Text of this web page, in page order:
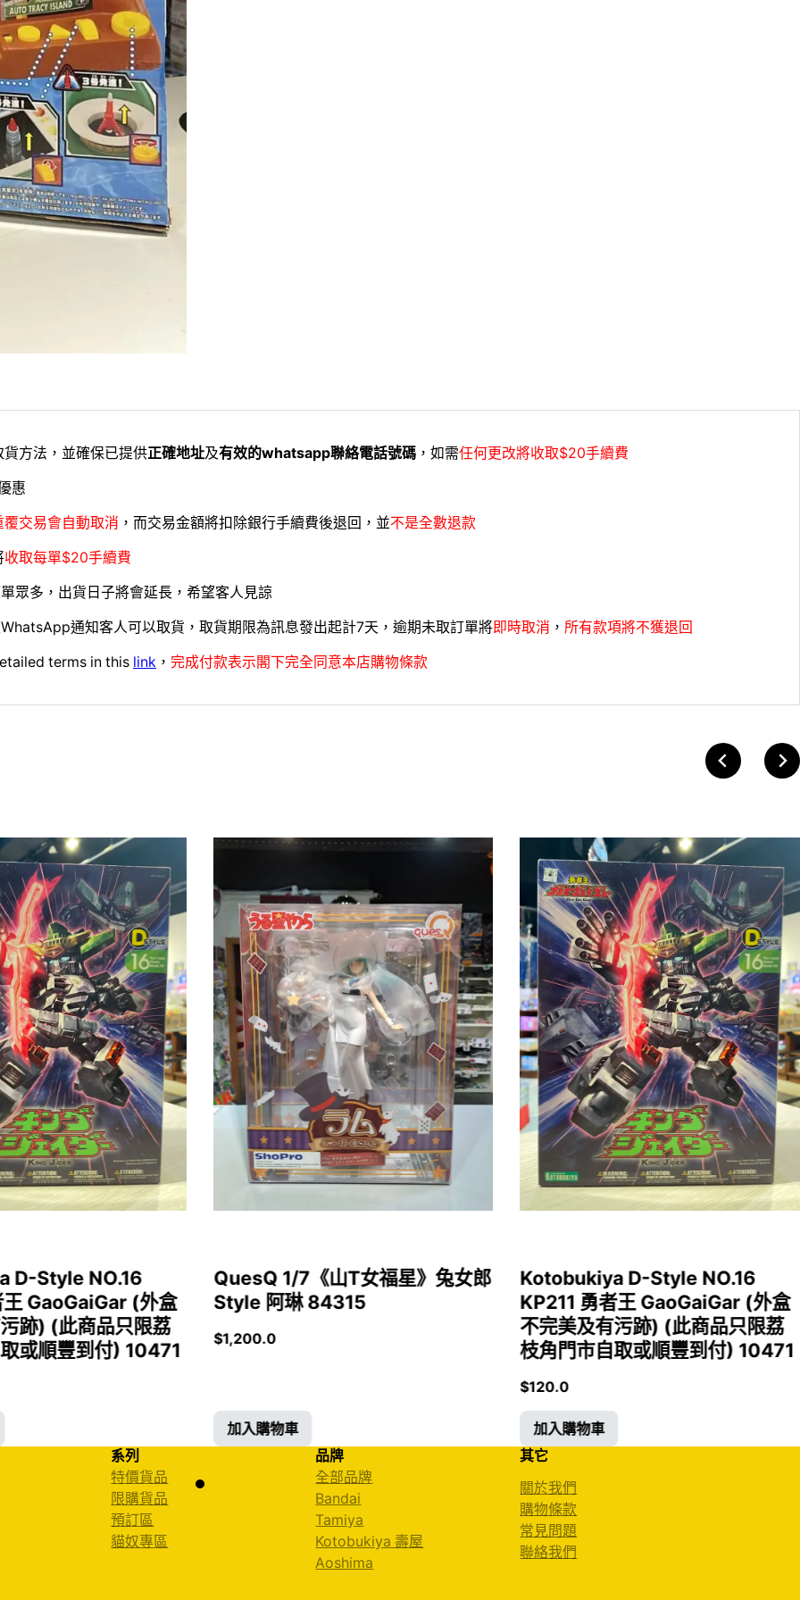
方法，並確保已提供正確地址及有效的whatsapp聯絡電話號碼 ，如需任何更改將收取$20手續費
惠
覆交易會自動取消 ，而交易金額將扣除銀行手續費後退回，並不是全數退款
收取每單$20手續費
眾多，出貨日子將會延長，希望客人見諒
通知客人可以取貨，取貨期限為訊息發出起計7天，逾期未取訂單將即時取消 ， 所有款項將不獲退回
terms in this link ， 完成付款表示閣下完全同意本店購物條款
D-Style NO.16
王 GaoGaiGar (外盒
跡) (此商品只限荔
或順豐到付) 10471
QuesQ 1/7《山T女福星》兔女郎
Style 阿琳 84315
$1,200.0
加入購物車
Kotobukiya D-Style NO.16
KP211 勇者王 GaoGaiGar (外盒
不完美及有污跡) (此商品只限荔
枝角門市自取或順豐到付) 10471
$120.0
加入購物車
系列
特價貨品
限購貨品
預訂區
貓奴專區
品牌
全部品牌
Bandai
Tamiya
Kotobukiya 壽屋
Aoshima
其它
關於我們
購物條款
常見問題
聯絡我們